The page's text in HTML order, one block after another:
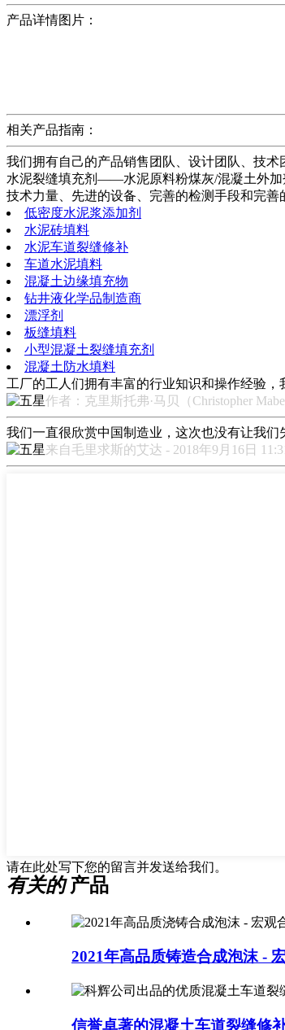
产品详情图片：
相关产品指南：
我们拥有自己的产品销售团队、设计团队、技
水泥裂缝填充剂——水泥原料粉煤灰/混凝土外
技术力量、先进的设备、完善的检测手段和完
低密度水泥浆添加剂
水泥砖填料
水泥车道裂缝修补
车道水泥填料
混凝土边缘填充物
钻井液化学品制造商
漂浮剂
板缝填料
小型混凝土裂缝填充剂
混凝土防水填料
工厂的工人们拥有丰富的行业知识和操作经验
作者：克里斯托弗·马贝（Christopher
我们一直很欣赏中国制造业，这次也没有让我们
来自毛里求斯的艾达 - 2018年9月16日
请在此处写下您的留言并发送给我们。
有关的产品
2021年高品质铸造合成泡沫 -
信誉卓著的混凝土车道裂缝